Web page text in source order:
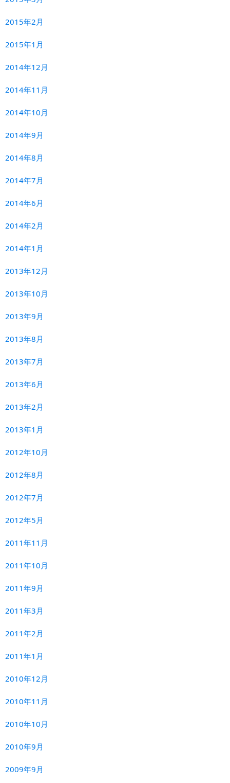
2015年2月
2015年1月
2014年12月
2014年11月
2014年10月
2014年9月
2014年8月
2014年7月
2014年6月
2014年2月
2014年1月
2013年12月
2013年10月
2013年9月
2013年8月
2013年7月
2013年6月
2013年2月
2013年1月
2012年10月
2012年8月
2012年7月
2012年5月
2011年11月
2011年10月
2011年9月
2011年3月
2011年2月
2011年1月
2010年12月
2010年11月
2010年10月
2010年9月
2009年9月